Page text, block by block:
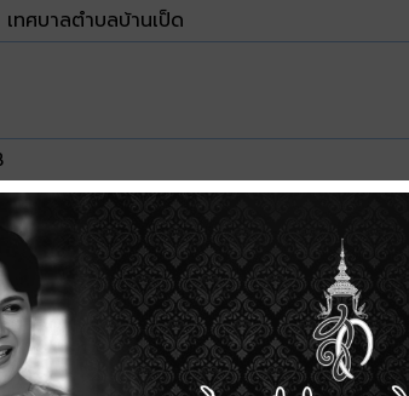
ทศบาลตำบลบ้านเป็ด